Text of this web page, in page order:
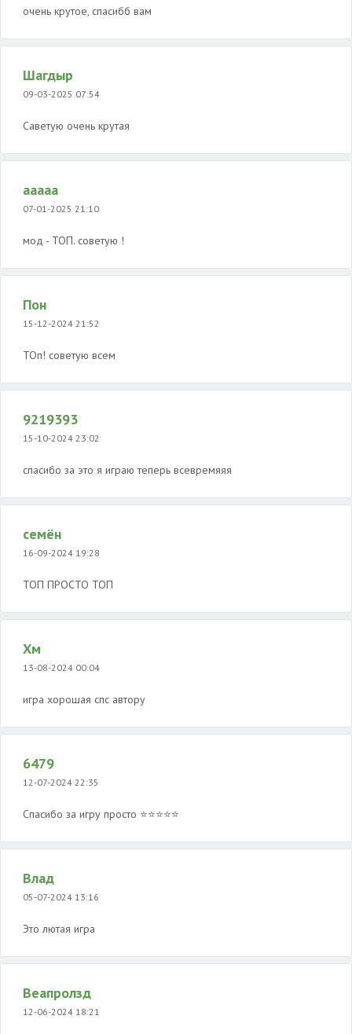
очень крутое, спасибб вам
Шагдыр
09-03-2025 07:54
Саветую очень крутая
ааааа
07-01-2025 21:10
мод - ТОП. советую !
Пон
15-12-2024 21:52
ТОп! советую всем
9219393
15-10-2024 23:02
спасибо за это я играю теперь всевремяяя
семён
16-09-2024 19:28
ТОП ПРОСТО ТОП
Хм
13-08-2024 00:04
игра хорошая спс автору
6479
12-07-2024 22:35
Спасибо за игру просто ⭐⭐⭐⭐⭐
Влад
05-07-2024 13:16
Это лютая игра
Веапролзд
12-06-2024 18:21